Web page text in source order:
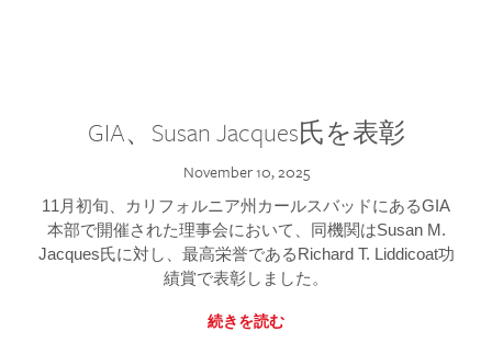
GIA、Susan Jacques氏を表彰
November 10, 2025
11月初旬、カリフォルニア州カールスバッドにあるGIA
本部で開催された理事会において、同機関はSusan M.
Jacques氏に対し、最高栄誉であるRichard T. Liddicoat功
績賞で表彰しました。
続きを読む